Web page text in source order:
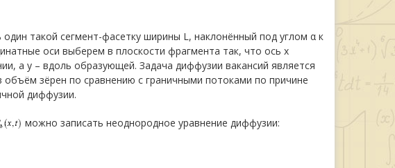
такой сегмент-фасетку ширины L, наклонённый под углом α к
оси выберем в плоскости фрагмента так, что ось x
а y – вдоль образующей. Задача диффузии вакансий является
зёрен по сравнению с граничными потоками по причине
диффузии.
можно записать неоднородное уравнение диффузии: